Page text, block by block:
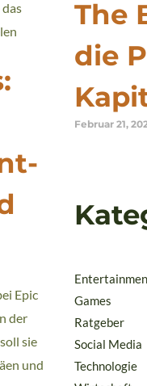
Epic
der
sie
und
The
die
Februar 21,
Games
Ratgeber
Social Media
Technologie